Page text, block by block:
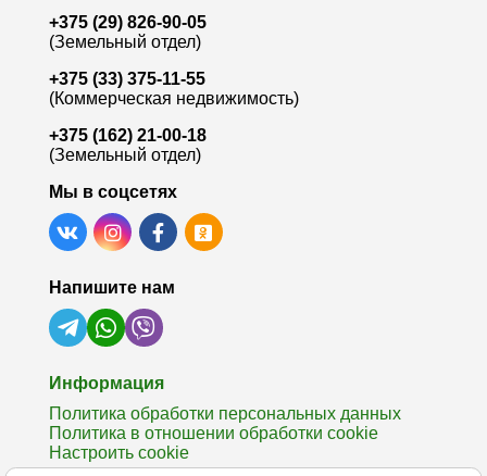
+375 (29) 826-90-05
(Земельный отдел)
+375 (33) 375-11-55
(Коммерческая недвижимость)
+375 (162) 21-00-18
(Земельный отдел)
Мы в соцсетях
Напишите нам
Информация
Политика обработки персональных данных
Политика в отношении обработки cookie
Настроить cookie